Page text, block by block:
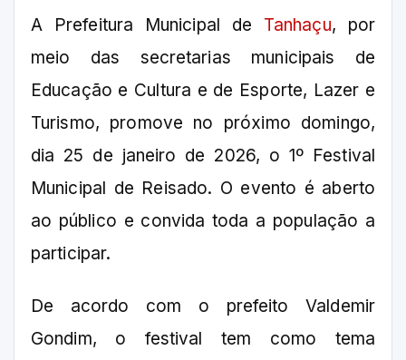
A Prefeitura Municipal de Tanhaçu, por
meio das secretarias municipais de
Educação e Cultura e de Esporte, Lazer e
Turismo, promove no próximo domingo,
dia 25 de janeiro de 2026, o 1º Festival
Municipal de Reisado. O evento é aberto
ao público e convida toda a população a
participar.
De acordo com o prefeito Valdemir
Gondim, o festival tem como tema